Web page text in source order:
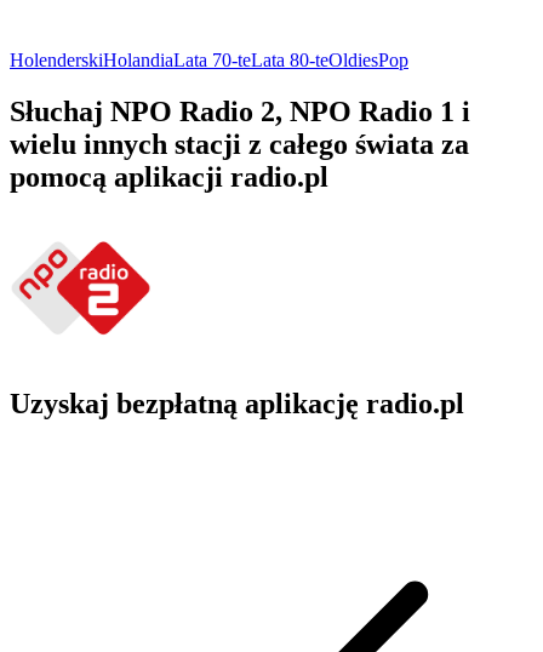
HolenderskiHolandiaLata 70-teLata 80-teOldiesPop
Słuchaj NPO Radio 2, NPO Radio 1 i
wielu innych stacji z całego świata za
pomocą aplikacji radio.pl
Uzyskaj bezpłatną aplikację radio.pl